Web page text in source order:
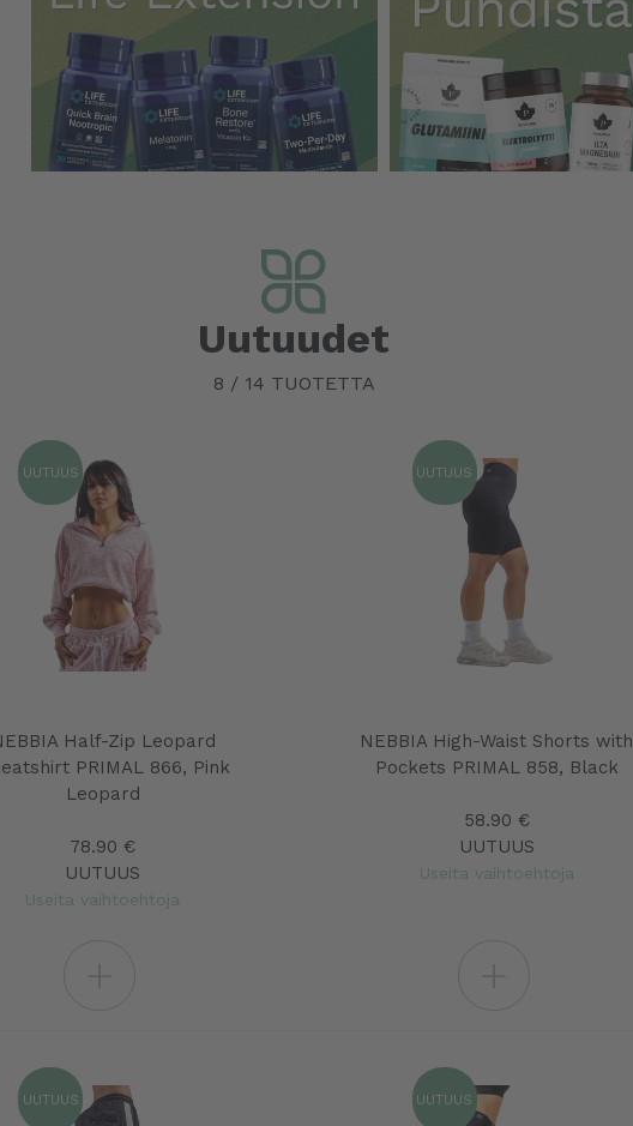
Uutuudet
8 / 14 TUOTETTA
Half-Zip Leopard
PRIMAL 866, Pink
Leopard
78.90 €
UUTUUS
Useita vaihtoehtoja
UUTUUS
NEBBIA High-Waist Shorts with
Pockets PRIMAL 858, Black
58.90 €
UUTUUS
Useita vaihtoehtoja
UUTUUS
UUTUUS UUTUUS